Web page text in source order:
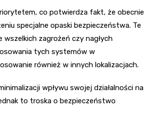
co potwierdza fakt, że obecnie
specjalne opaski bezpieczeństwa. Te
zagrożeń czy nagłych
tych systemów w
również w innych lokalizacjach.
wpływu swojej działalności na
to troska o bezpieczeństwo